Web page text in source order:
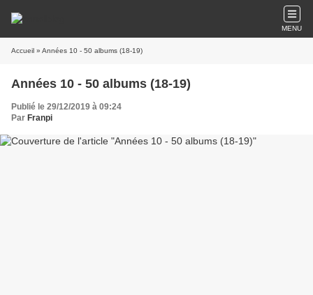
MENU
Accueil » Années 10 - 50 albums (18-19)
Années 10 - 50 albums (18-19)
Publié le 29/12/2019 à 09:24
Par Franpi